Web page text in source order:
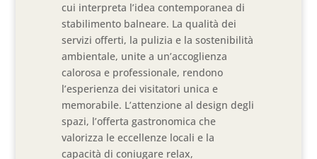
cui interpreta l’idea contemporanea di
stabilimento balneare. La qualità dei
servizi offerti, la pulizia e la sostenibilità
ambientale, unite a un’accoglienza
calorosa e professionale, rendono
l’esperienza dei visitatori unica e
memorabile. L’attenzione al design degli
spazi, l’offerta gastronomica che
valorizza le eccellenze locali e la
capacità di coniugare relax,